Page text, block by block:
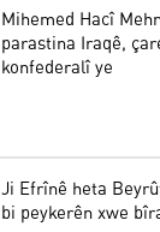
Mihemed Hacî
parastina Iraqê,
konfederalî ye
Ji Efrînê heta
bi peykerên xwe